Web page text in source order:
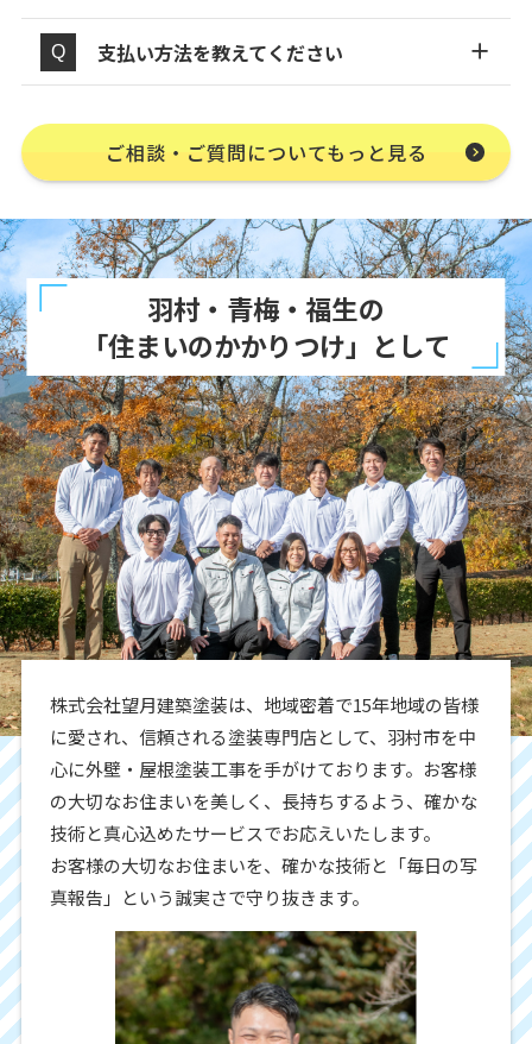
支払い方法を教えてください
ご相談・ご質問についてもっと見る
羽村・青梅・福生の
「住まいのかかりつけ」として
株式会社望月建築塗装は、地域密着で15年地域の皆様
に愛され、信頼される塗装専門店として、羽村市を中
心に外壁・屋根塗装工事を手がけております。お客様
の大切なお住まいを美しく、長持ちするよう、確かな
技術と真心込めたサービスでお応えいたします。
お客様の大切なお住まいを、確かな技術と「毎日の写
真報告」という誠実さで守り抜きます。